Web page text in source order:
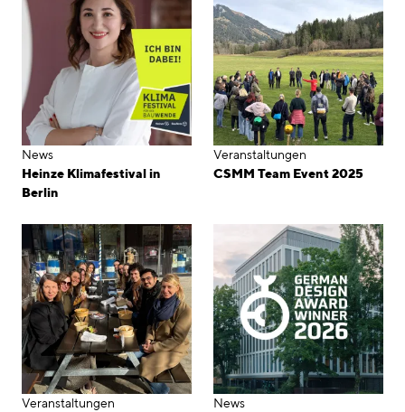
News
Heinze Klimafestival in
Berlin
Veranstaltungen
CSMM Team Event 2025
Veranstaltungen
News